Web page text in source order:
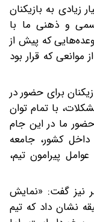
زیادی به بازیکنان
و ذهنی ما با
که پیش از
که قرار بود
برای حضور در
با تمام توان
ما در این جام
کشور، جامعه
پیرامون تیم،
نیز گفت: «نمایش
مردانه بازیکنان در طول 90 دقیقه نشان داد که تیم